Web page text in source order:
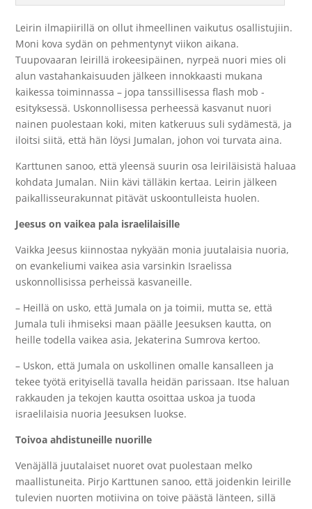
Leirin ilmapiirillä on ollut ihmeellinen vaikutus osallistujiin.
Moni kova sydän on pehmentynyt viikon aikana.
Tuupovaaran leirillä irokeesipäinen, nyrpeä nuori mies oli
alun vastahankaisuuden jälkeen innokkaasti mukana
kaikessa toiminnassa – jopa tanssillisessa flash mob -
esityksessä. Uskonnollisessa perheessä kasvanut nuori
nainen puolestaan koki, miten katkeruus suli sydämestä, ja
iloitsi siitä, että hän löysi Jumalan, johon voi turvata aina.
Karttunen sanoo, että yleensä suurin osa leiriläisistä haluaa
kohdata Jumalan. Niin kävi tälläkin kertaa. Leirin jälkeen
paikallisseurakunnat pitävät uskoontulleista huolen.
Jeesus on vaikea pala israelilaisille
Vaikka Jeesus kiinnostaa nykyään monia juutalaisia nuoria,
on evankeliumi vaikea asia varsinkin Israelissa
uskonnollisissa perheissä kasvaneille.
– Heillä on usko, että Jumala on ja toimii, mutta se, että
Jumala tuli ihmiseksi maan päälle Jeesuksen kautta, on
heille todella vaikea asia, Jekaterina Sumrova kertoo.
– Uskon, että Jumala on uskollinen omalle kansalleen ja
tekee työtä erityisellä tavalla heidän parissaan. Itse haluan
rakkauden ja tekojen kautta osoittaa uskoa ja tuoda
israelilaisia nuoria Jeesuksen luokse.
Toivoa ahdistuneille nuorille
Venäjällä juutalaiset nuoret ovat puolestaan melko
maallistuneita. Pirjo Karttunen sanoo, että joidenkin leirille
tulevien nuorten motiivina on toive päästä länteen, sillä